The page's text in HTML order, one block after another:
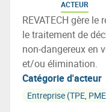
ACTEUR
REVATECH gère
le traitement de
non-dangereux en
et/ou élimination.
Catégorie d'acteur
Entreprise (TPE,